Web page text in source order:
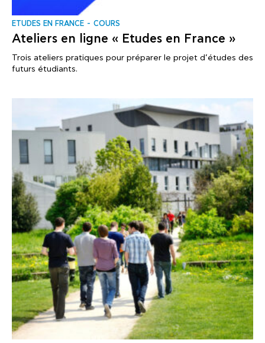
ΕTUDES EN FRANCE COURS
Ateliers en ligne « Etudes en France »
Trois ateliers pratiques pour préparer le projet d’études des
futurs étudiants.